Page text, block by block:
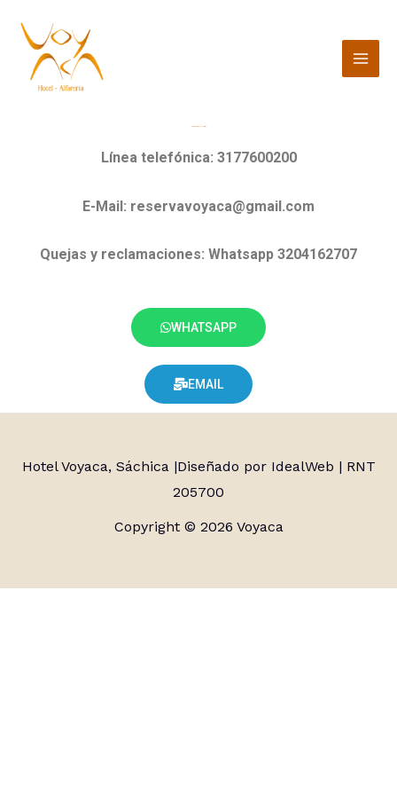
contenido
Línea telefónica: 3177600200
E-Mail: reservavoyaca@gmail.com
Quejas y reclamaciones: Whatsapp 3204162707
WHATSAPP
EMAIL
Hotel Voyaca, Sáchica |Diseñado por IdealWeb | RNT
205700
Copyright © 2026 Voyaca